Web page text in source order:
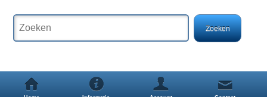
aanvulling
op
Terugslagventiel